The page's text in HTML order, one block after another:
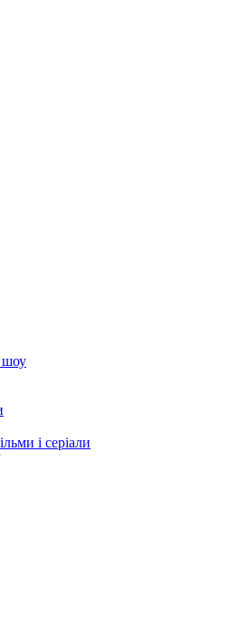
шоу
і серіали